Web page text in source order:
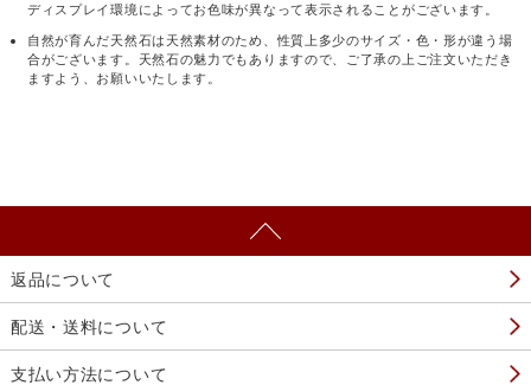
ディスプレイ環境によってお色味が異なって表示されることがございます。
自然が育んだ天然石は天然素材のため、性質上多少のサイズ・色・形が違う場
合がございます。天然石の魅力でもありますので、ご了承の上ご注文いただき
ますよう、お願いいたします。
返品について
配送・送料について
支払い方法について